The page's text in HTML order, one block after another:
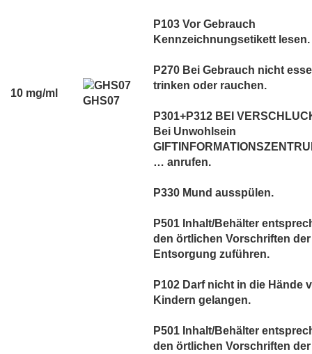
10 mg/ml
GHS07
P103 Vor Gebrauch
Kennzeichnungsetikett lesen.
P270 Bei Gebrauch nicht
trinken oder rauchen.
P301+P312 BEI
Bei Unwohlsein
… anrufen.
P330 Mund ausspülen.
P501 Inhalt/Behälter
den örtlichen Vorschriften der
Entsorgung zuführen.
P102 Darf nicht in die Hände
Kindern gelangen.
P501 Inhalt/Behälter
den örtlichen Vorschriften der